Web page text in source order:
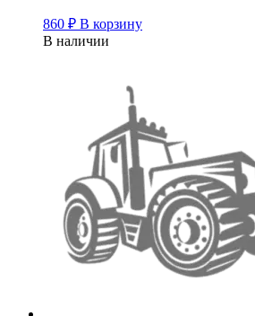
860 ₽ В корзину
В наличии